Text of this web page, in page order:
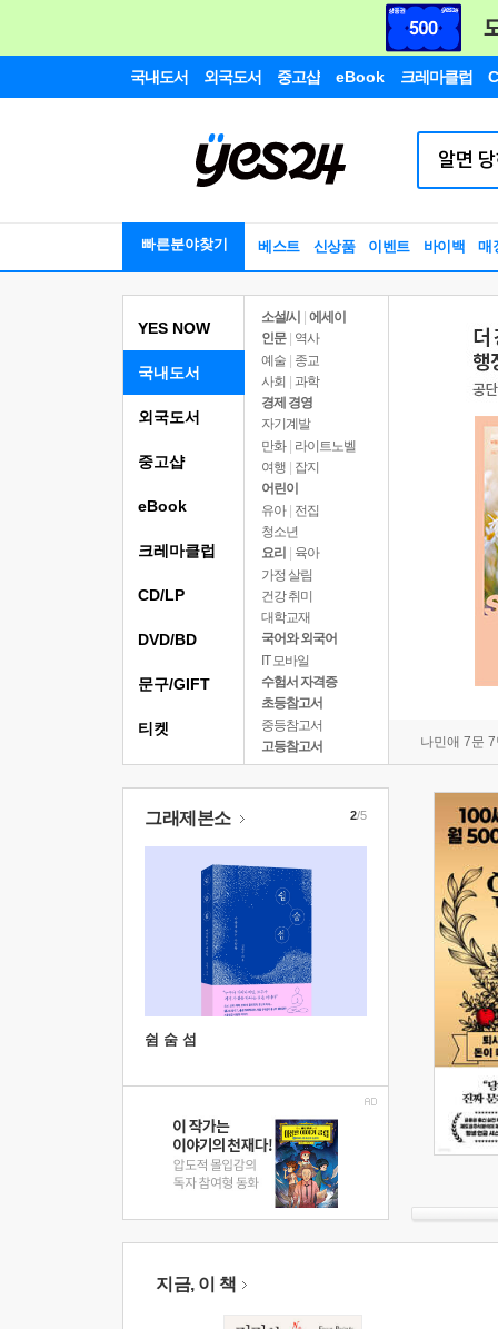
국내도서 외국도서 중고샵 eBook 크레마클럽
빠른분야찾기 베스트 신상품 이벤트 바이백 매
YES NOW
국내도서
소설/시
에세이
인문
역사
예술 | 종교
사회 | 과학
경제 경영
자기계발
만화 | 라이트노벨
여행
잡지
어린이
유아 | 전집
청소년
요리
육아
가정 살림
건강 취미
대학교재
국어와 외국어
IT 모바일
수험서 자격증
초등참고서
중등참고서
고등참고서
나민애 7문
외국도서
중고샵
eBook
크레마클럽
CD/LP
DVD/BD
문구/GIFT
티켓
그래제본소
쉼 숨 섬
2/5
지금, 이 책